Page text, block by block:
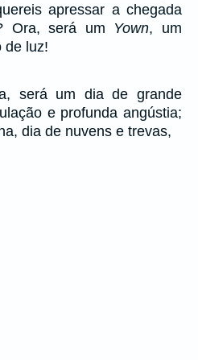
apressar a chegada
Ora, será um Yown, um
de luz!
será um dia de grande
e profunda angústia;
dia de nuvens e trevas,